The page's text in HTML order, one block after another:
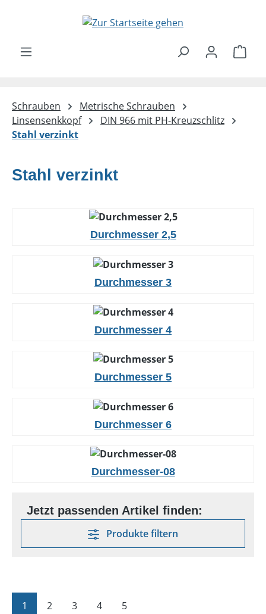
Zum Hauptinhalt springen
Schrauben
Metrische Schrauben
Linsensenkkopf
DIN 966 mit PH-Kreuzschlitz
Stahl verzinkt
Stahl verzinkt
Durchmesser 2,5
Durchmesser 3
Durchmesser 4
Durchmesser 5
Durchmesser 6
Durchmesser-08
Produkte filtern
Seite
1 Seite
2 Seite
3 Seite
4 Seite
5